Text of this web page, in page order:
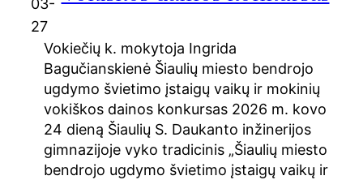
27
Vokiečių k. mokytoja Ingrida
Bagučianskienė Šiaulių miesto bendrojo
ugdymo švietimo įstaigų vaikų ir mokinių
vokiškos dainos konkursas 2026 m. kovo
24 dieną Šiaulių S. Daukanto inžinerijos
gimnazijoje vyko tradicinis „Šiaulių miesto
bendrojo ugdymo švietimo įstaigų vaikų ir